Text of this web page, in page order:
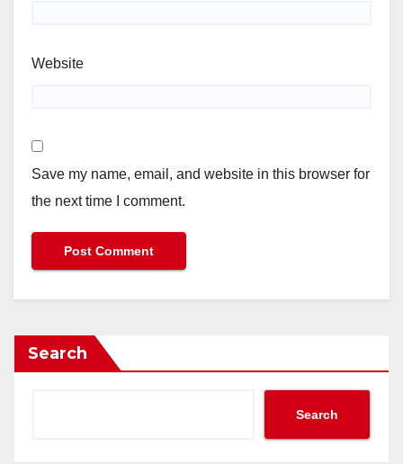
Website
Save my name, email, and website in this browser for
the next time I comment.
Search
Search